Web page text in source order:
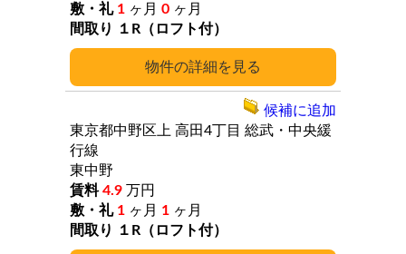
詳細
1 ヶ月 0 ヶ月
１R（ロフト付）
東京都中野区上 高田4丁目 総武・中央緩
行線
東中野
4.9 万円
1 ヶ月 1 ヶ月
１R（ロフト付）
候補に追加